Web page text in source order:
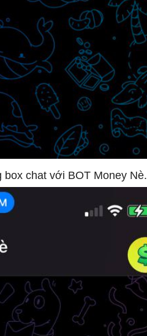
box chat với BOT Money Nè.